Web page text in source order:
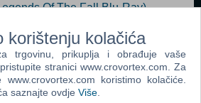
Of The Fall Blu-Ray)
(Prison Break - Season Three
With The Wind Blu-Ray)
Intentions Blu-Ray)
korištenju kolačića
trgovinu, prikuplja i obrađuje vaše
stranici www.crovortex.com. Za
koristimo kolačiće.
saznajte ovdje Više